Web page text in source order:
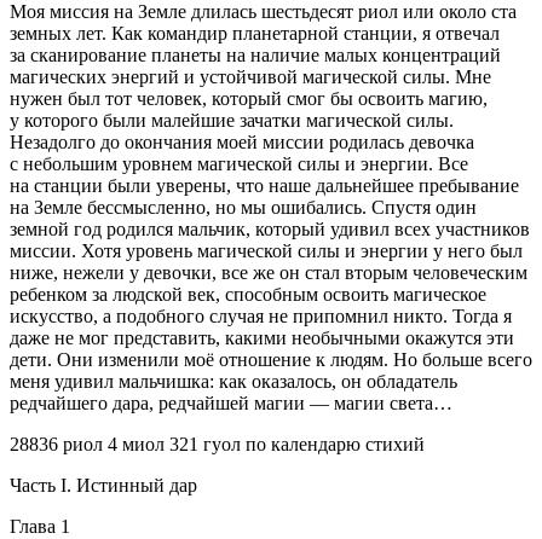
Моя миссия на Земле длилась шестьдесят риол или около ста
земных лет. Как командир планетарной станции, я отвечал
за сканирование планеты на наличие малых концентраций
магических энергий и устойчивой магической силы. Мне
нужен был тот человек, который смог бы освоить магию,
у которого были малейшие зачатки магической силы.
Незадолго до окончания моей миссии родилась девочка
с небольшим уровнем магической силы и энергии. Все
на станции были уверены, что наше дальнейшее пребывание
на Земле бессмысленно, но мы ошибались. Спустя один
земной год родился мальчик, который удивил всех участников
миссии. Хотя уровень магической силы и энергии у него был
ниже, нежели у девочки, все же он стал вторым человеческим
ребенком за людской век, способным освоить магическое
искусство, а подобного случая не припомнил никто. Тогда я
даже не мог представить, какими необычными окажутся эти
дети. Они изменили моё отношение к людям. Но больше всего
меня удивил мальчишка: как оказалось, он обладатель
редчайшего дара, редчайшей магии — магии света…
28836 риол 4 миол 321 гуол по календарю стихий
Часть I. Истинный дар
Глава 1